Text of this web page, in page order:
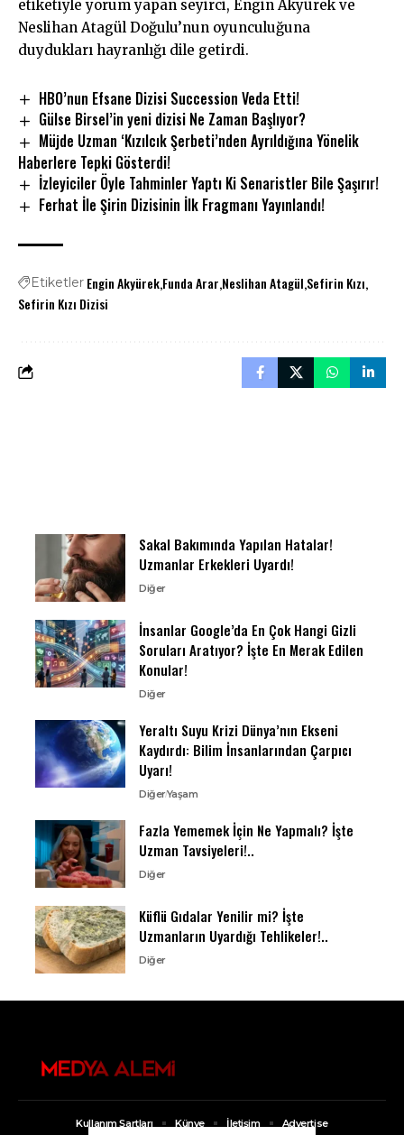
etiketiyle yorum yapan seyirci, Engin Akyürek ve
Neslihan Atagül Doğulu’nun oyunculuğuna
duydukları hayranlığı dile getirdi.
HBO’nun Efsane Dizisi Succession Veda Etti!
Gülse Birsel’in yeni dizisi Ne Zaman Başlıyor?
Müjde Uzman ‘Kızılcık Şerbeti’nden Ayrıldığına Yönelik
Haberlere Tepki Gösterdi!
İzleyiciler Öyle Tahminler Yaptı Ki Senaristler Bile Şaşırır!
Ferhat İle Şirin Dizisinin İlk Fragmanı Yayınlandı!
Etiketler Engin AkyürekFunda Arar Neslihan Atagül Sefirin Kızı
Sefirin Kızı Dizisi
Sakal Bakımında Yapılan Hatalar!
Uzmanlar Erkekleri Uyardı!
Diğer
İnsanlar Google’da En Çok Hangi Gizli
Soruları Aratıyor? İşte En Merak Edilen
Konular!
Diğer
Yeraltı Suyu Krizi Dünya’nın Ekseni
Kaydırdı: Bilim İnsanlarından Çarpıcı
Uyarı!
DiğerYaşam
Fazla Yememek İçin Ne Yapmalı? İşte
Uzman Tavsiyeleri!..
Diğer
Küflü Gıdalar Yenilir mi? İşte
Uzmanların Uyardığı Tehlikeler!..
Diğer
Kullanım Şartları Künye İletişim Advertise